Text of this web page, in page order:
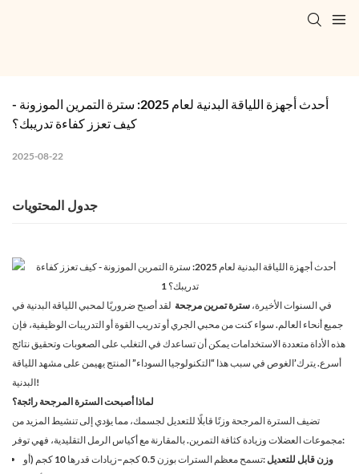
أحدث أجهزة اللياقة البدنية لعام 2025: سترة التمرين الموزونة -
كيف تعزز كفاءة تدريبك؟
2025-08-22
جدول المحتويات
في السنوات الأخيرة، سترة تمرين مرجحة لقد أصبح ضروريًا لمحبي اللياقة البدنية في
جميع أنحاء العالم. سواء كنت من محبي الجري أو تدريب القوة أو التدريبات الوظيفية، فإن
هذه الأداة متعددة الاستخدامات يمكن أن تساعدك في التغلب على الصعوبات وتحقيق نتائج
أسرع. يترك’الغوص في سبب هذا “التكنولوجيا السوداء” المنتج يهيمن على مشهد اللياقة
البدنية!
لماذا أصبحت السترة المرجحة رائجة؟
تضيف السترة المرجحة وزنًا قابلًا للتعديل لجسمك، مما يؤدي إلى تنشيط المزيد من
مجموعات العضلات وزيادة كثافة التمرين. بالمقارنة مع أكياس الرمل التقليدية، فهي توفر:
وزن قابل للتعديل
:تسمح معظم السترات بوزن 0.5 كجم–زيادات قدرها 10 كجم (أو